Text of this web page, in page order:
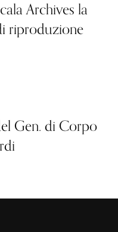
Archives la
riproduzione
Gen. di Corpo